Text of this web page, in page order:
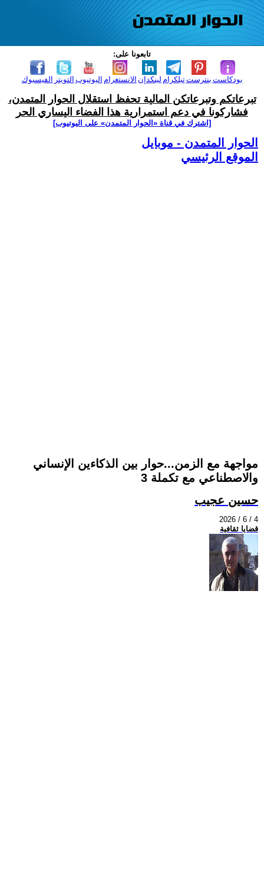
تابعونا على:
الفيسبوك التويتر اليوتيوب الانستغرام لينكدإن تيلكرامبنترست بودكاست
تبرعاتكم وتبرعاتكن المالية تحفظ استقلال الحوار المتمدن،
فشاركونا في دعم استمرارية هذا الفضاء اليساري الحر
[اشترك في قناة ‫«الحوار المتمدن» على اليوتيوب]
الحوار المتمدن - موبايل
الموقع الرئيسي
مواجهة مع الزمن...حوار بين الذكاءين الإنساني
والاصطناعي مع تكملة 3
حسين عجيب
2026 / 6 / 4
قضايا ثقافية